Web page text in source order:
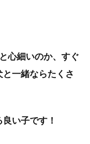
心細いのか、すぐ
一緒ならたくさ
い子です！